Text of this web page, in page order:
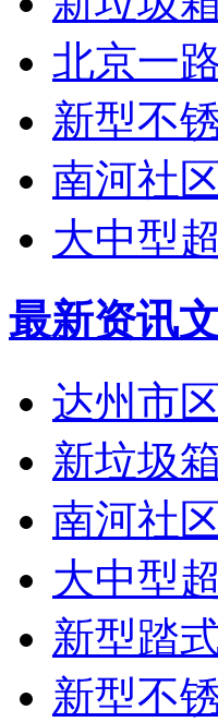
北京一
新型不
南河社
大中型
最新资讯
达州市
新垃圾
南河社
大中型
新型踏
新型不